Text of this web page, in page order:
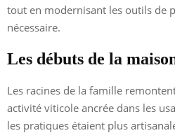
tout en modernisant les outils de
nécessaire.
Les débuts de la
Les racines de la famille
activité viticole ancrée dans les
les pratiques étaient plus